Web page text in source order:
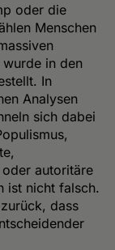
oder die
Menschen
wurde in den
In
Analysen
sich dabei
autoritäre
ist nicht falsch.
dass